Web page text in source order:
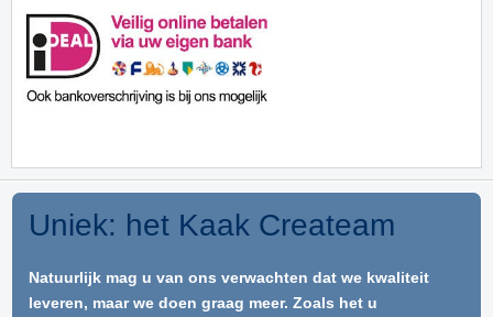
Uniek: het Kaak Createam
Natuurlijk mag u van ons verwachten dat we kwaliteit
leveren, maar we doen graag meer. Zoals het u